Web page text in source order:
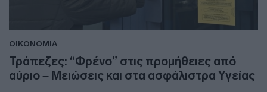
ΟΙΚΟΝΟΜΙΑ
Τράπεζες: “Φρένο” στις προμήθειες από
αύριο – Μειώσεις και στα ασφάλιστρα Υγείας